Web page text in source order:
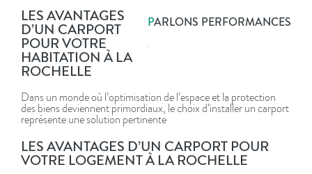
PARLONS PERFORMANCES
LES AVANTAGES
D’UN CARPORT
POUR VOTRE
HABITATION À LA
ROCHELLE
Dans un monde où l’optimisation de l’espace et la protection
des biens deviennent primordiaux, le choix d’installer un carport
représente une solution pertinente
LES AVANTAGES D’UN CARPORT POUR
VOTRE LOGEMENT À LA ROCHELLE